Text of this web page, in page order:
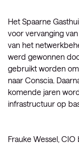
Het Spaarne
voor vervanging
van het
werd gewonnen
gebruikt worden
naar Conscia.
komende jaren
infrastructuur op
Frauke Wessel, CIO